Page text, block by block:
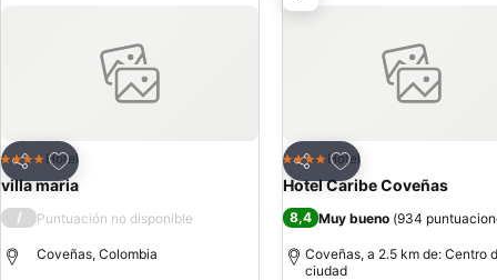
Compartir
Agregar a favoritos
4 EstrellasHotel
villa maria
/ Puntuación no disponible
Coveñas, Colombia
Compartir
Agregar a favoritos
4 EstrellasHotel
Hotel Caribe Coveñas
8,4 Muy bueno (934
Coveñas, a 2.5 km de: Centro
ciudad